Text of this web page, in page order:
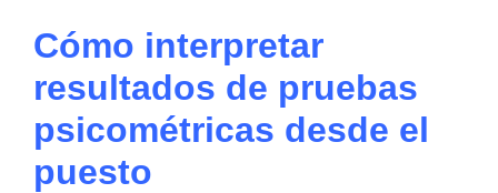
Cómo interpretar
resultados de pruebas
psicométricas desde el
puesto